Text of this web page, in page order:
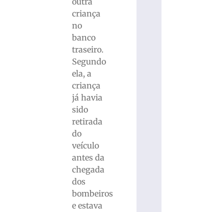
criança
no
banco
traseiro.
Segundo
ela, a
criança
já havia
sido
retirada
do
veículo
antes da
chegada
dos
bombeiros
e estava